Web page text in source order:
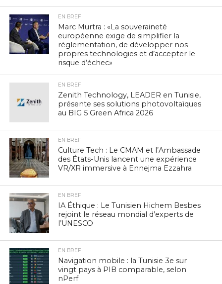
EN BREF
Marc Murtra : «La souveraineté
européenne exige de simplifier la
réglementation, de développer nos
propres technologies et d’accepter le
risque d’échec»
EN BREF
Zenith Technology, LEADER en Tunisie,
présente ses solutions photovoltaïques
au BIG 5 Green Africa 2026
EN BREF
Culture Tech : Le CMAM et l’Ambassade
des États-Unis lancent une expérience
VR/XR immersive à Ennejma Ezzahra
EN BREF
IA Éthique : Le Tunisien Hichem Besbes
rejoint le réseau mondial d’experts de
l’UNESCO
EN BREF
Navigation mobile : la Tunisie 3e sur
vingt pays à PIB comparable, selon
nPerf